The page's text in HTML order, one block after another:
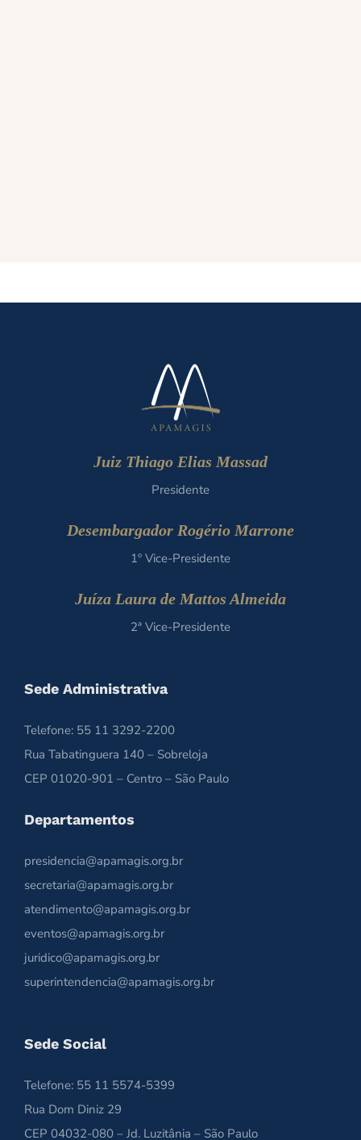
Juiz Thiago Elias Massad
Presidente
Desembargador Rogério Marrone
1º Vice-Presidente
Juíza Laura de Mattos Almeida
2ª Vice-Presidente
Sede Administrativa
Telefone: 55 11 3292-2200
Rua Tabatinguera 140 – Sobreloja
CEP 01020-901 – Centro – São Paulo
Departamentos
presidencia@apamagis.org.br
secretaria@apamagis.org.br
atendimento@apamagis.org.br
eventos@apamagis.org.br
juridico@apamagis.org.br
superintendencia@apamagis.org.br
Sede Social
Telefone: 55 11 5574-5399
Rua Dom Diniz 29
CEP 04032-080 – Jd. Luzitânia – São Paulo